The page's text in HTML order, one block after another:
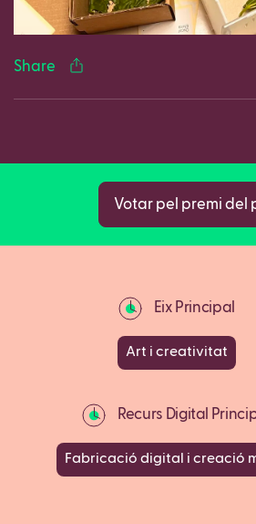
Share
Votar pel premi del
Eix Principal
Art i creativitat
Recurs Digital
Fabricació digital i creació